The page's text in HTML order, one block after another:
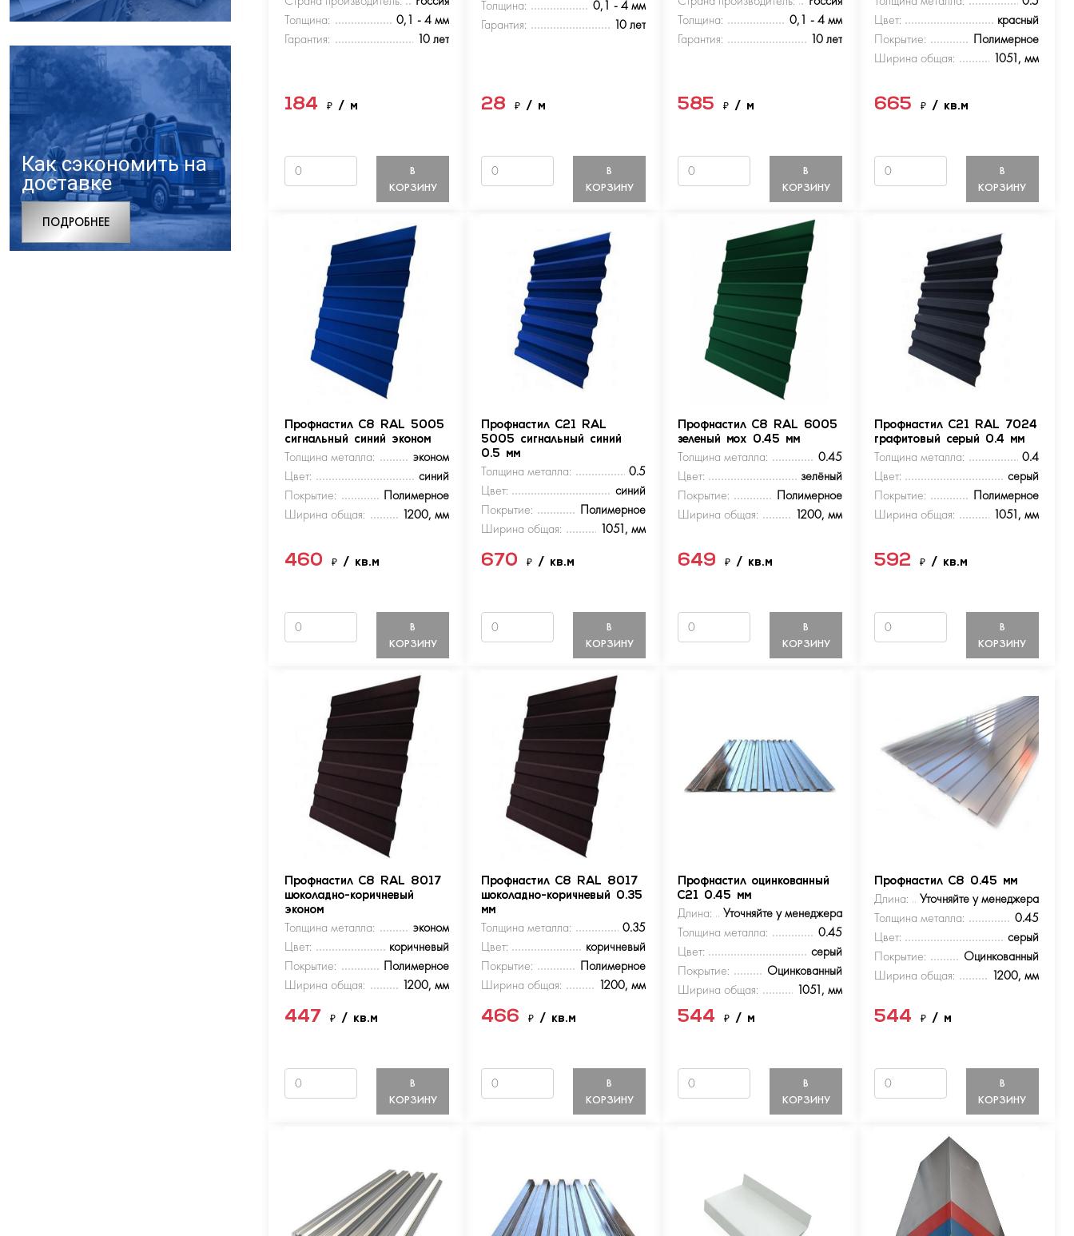
Как сэкономить на
доставке
ПОДРОБНЕЕ
Толщина:
0,1 - 4 мм
Гарантия:
10 лет
184₽/ м
В
КОРЗИНУ
Толщина:
0,1 - 4 мм
Гарантия:
10 лет
28₽/ м
В
КОРЗИНУ
Толщина:
0,1 - 4 мм
Гарантия:
10 лет
585₽/ м
В
КОРЗИНУ
Цвет:
красный
Покрытие:
Полимерное
Ширина общая:
1051, мм
665 ₽ / кв.м
В
КОРЗИНУ
Профнастил С8 RAL 5005
сигнальный синий эконом
Толщина металла:
эконом
Цвет:
синий
Покрытие:
Полимерное
Ширина общая:
1200, мм
460₽/ кв.м
В
КОРЗИНУ
Профнастил С21 RAL
5005 сигнальный синий
0.5 мм
Толщина металла:
0.5
Цвет:
синий
Покрытие:
Полимерное
Ширина общая:
1051, мм
670₽/ кв.м
В
КОРЗИНУ
Профнастил С8 RAL 6005
зеленый мох 0.45 мм
Толщина металла:
0.45
Цвет:
зелёный
Покрытие:
Полимерное
Ширина общая:
1200, мм
649₽/ кв.м
В
КОРЗИНУ
Профнастил С21 RAL 7024
графитовый серый 0.4 мм
Толщина металла:
0.4
Цвет:
серый
Покрытие:
Полимерное
Ширина общая:
1051, мм
592 ₽ / кв.м
В
КОРЗИНУ
Профнастил С8 RAL 8017
шоколадно-коричневый
эконом
Толщина металла:
эконом
Цвет:
коричневый
Покрытие:
Полимерное
Ширина общая:
1200, мм
447₽/ кв.м
В
КОРЗИНУ
Профнастил С8 RAL 8017
шоколадно-коричневый 0.35
мм
Толщина металла:
0.35
Цвет:
коричневый
Покрытие:
Полимерное
Ширина общая:
1200, мм
466₽/ кв.м
В
КОРЗИНУ
Профнастил оцинкованный
С21 0.45 мм
Длина:
Уточняйте у менеджера
Толщина металла:
0.45
Цвет:
серый
Покрытие:
Оцинкованный
Ширина общая:
1051, мм
544₽/ м
В
КОРЗИНУ
Профнастил С8 0.45 мм
Длина:
Уточняйте у менеджера
Толщина металла:
0.45
Цвет:
серый
Покрытие:
Оцинкованный
Ширина общая:
1200, мм
544 ₽ / м
В
КОРЗИНУ